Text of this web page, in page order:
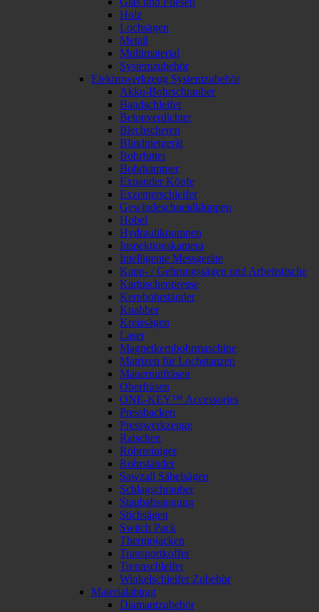
Holz
Lochsägen
Metall
Multimaterial
Systemzubehör
Elektrowerkzeug Systemzubehör
Akku-Bohrschrauber
Bandschleifer
Betonverdichter
Blechscheren
Blindnietgerät
Bohrfutter
Bohrhämmer
Expander Köpfe
Exzenterschleifer
Gewindeschneidkluppen
Hobel
Hydraulikpumpen
Inspektionskamera
Intelligente Messgeräte
Kapp- / Gehrungssägen und Arbeitstische
Kartuschenpresse
Kernbohrständer
Knabber
Kreissägen
Laser
Magnetkernbohrmaschine
Matrizen für Lochstanzen
Mauernutfräsen
Oberfräsen
ONE-KEY™ Accessories
Pressbacken
Presswerkzeuge
Ratschen
Rohrreiniger
Rohrständer
Sawzall Säbelsägen
Schlagschrauber
Staubabsaugung
Stichsägen
Switch Pack
Thermojacken
Transportkoffer
Trennschleifer
Winkelschleifer Zubehör
Materialabtrag
Diamantzubehör